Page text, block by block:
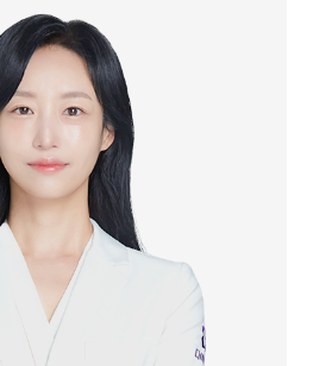
수석입학/차석졸업
한방내과 전문의
학과 석사
도자 자격 취득
장
만, 피부 진료원장
암 진료원장
장
센터 & 면역센터 진료원장
원장
원장
점 진료원장